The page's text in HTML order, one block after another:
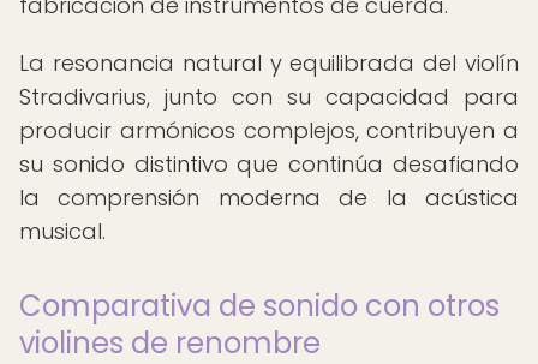
La resonancia natural y equilibrada del violín
Stradivarius, junto con su capacidad para
producir armónicos complejos, contribuyen a
su sonido distintivo que continúa desafiando
la comprensión moderna de la acústica
musical.
Comparativa de sonido con otros
violines de renombre